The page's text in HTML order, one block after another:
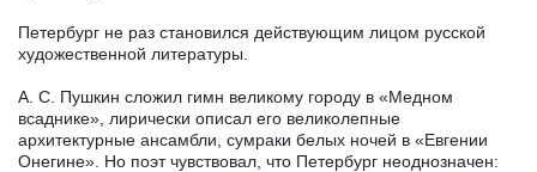
Петербург не раз становился действующим лицом русской
художественной литературы.
А. С. Пушкин сложил гимн великому городу в «Медном
всаднике», лирически описал его великолепные
архитектурные ансамбли, сумраки белых ночей в «Евгении
Онегине». Но поэт чувствовал, что Петербург неоднозначен: